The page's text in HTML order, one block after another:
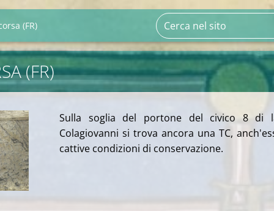
(FR)
(FR)
Sulla soglia del portone del civico 8 di
Colagiovanni si trova ancora una TC,
cattive condizioni di conservazione.